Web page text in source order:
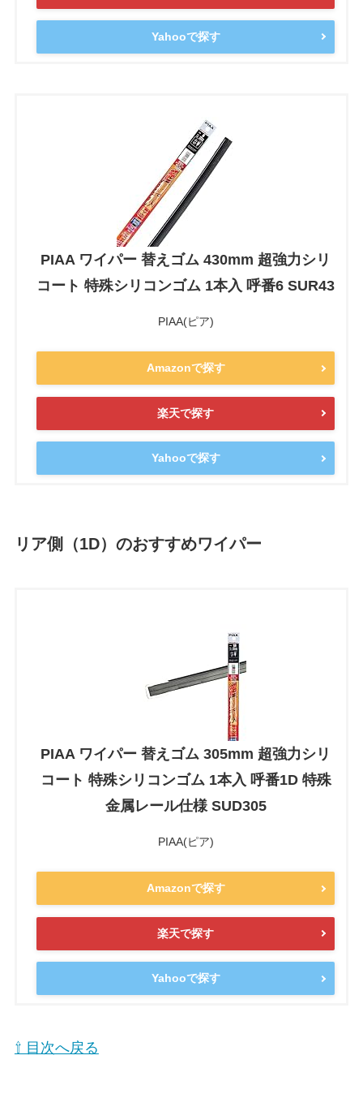
Yahooで探す
PIAA ワイパー 替えゴム 430mm 超強力シリ
コート 特殊シリコンゴム 1本入 呼番6 SUR43
PIAA(ピア)
Amazonで探す
楽天で探す
Yahooで探す
リア側（1D）のおすすめワイパー
PIAA ワイパー 替えゴム 305mm 超強力シリ
コート 特殊シリコンゴム 1本入 呼番1D 特殊
金属レール仕様 SUD305
PIAA(ピア)
Amazonで探す
楽天で探す
Yahooで探す
⇧ 目次へ戻る